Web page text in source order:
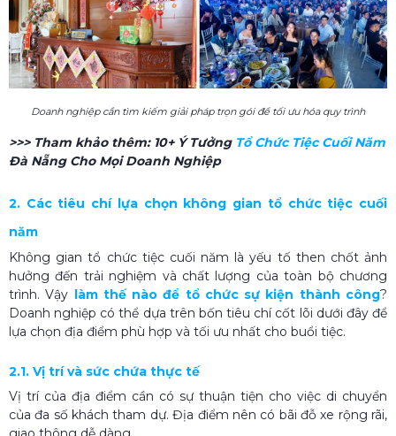
Doanh nghiệp cần tìm kiếm giải pháp trọn gói để tối ưu hóa quy trình
>>> Tham khảo thêm: 10+ Ý Tưởng Tổ Chức Tiệc Cuối Năm​
Đà Nẵng Cho Mọi Doanh Nghiệp
2. Các tiêu chí lựa chọn không gian tổ chức tiệc cuối
năm
Không gian tổ chức tiệc cuối năm là yếu tố then chốt ảnh
hưởng đến trải nghiệm và chất lượng của toàn bộ chương
trình. Vậy làm thế nào để tổ chức sự kiện thành công?
Doanh nghiệp có thể dựa trên bốn tiêu chí cốt lõi dưới đây để
lựa chọn địa điểm phù hợp và tối ưu nhất cho buổi tiệc.
2.1. Vị trí và sức chứa thực tế
Vị trí của địa điểm cần có sự thuận tiện cho việc di chuyển
của đa số khách tham dự. Địa điểm nên có bãi đỗ xe rộng rãi,